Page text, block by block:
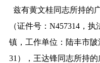
兹有黄文桂同志所持的
（证件号：N457314，
镇，工作单位：陆丰市陂
31），王达锋同志所持